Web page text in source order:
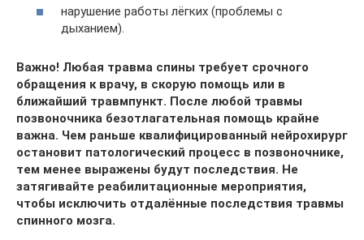
нарушение работы лёгких (проблемы с
дыханием).
Важно! Любая травма спины требует срочного
обращения к врачу, в скорую помощь или в
ближайший травмпункт. После любой травмы
позвоночника безотлагательная помощь крайне
важна. Чем раньше квалифицированный нейрохирург
остановит патологический процесс в позвоночнике,
тем менее выражены будут последствия. Не
затягивайте реабилитационные мероприятия,
чтобы исключить отдалённые последствия травмы
спинного мозга.